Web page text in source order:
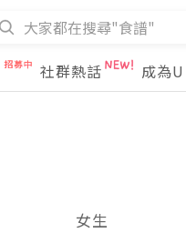
社群熱話 成為
女生